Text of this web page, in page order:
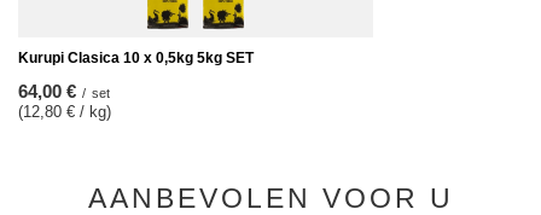
Kurupi Clasica 10 x 0,5kg 5kg SET
64,00 € / set
(12,80 € / kg)
AANBEVOLEN VOOR U